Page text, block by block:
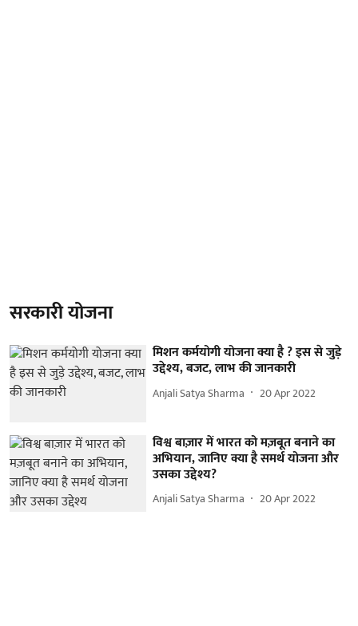
सरकारी योजना
मिशन कर्मयोगी योजना क्या है ? इस से जुड़े
उद्देश्य, बजट, लाभ की जानकारी
Anjali Satya Sharma 20 Apr 2022
विश्व बाज़ार में भारत को मज़बूत बनाने का
अभियान, जानिए क्या है समर्थ योजना और
उसका उद्देश्य?
Anjali Satya Sharma 20 Apr 2022